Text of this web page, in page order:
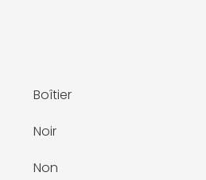
Boîtier
Noir
Non